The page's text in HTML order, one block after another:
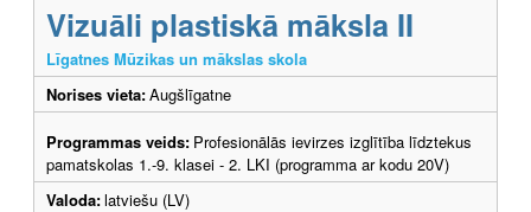
Vizuāli plastiskā māksla II
Līgatnes Mūzikas un mākslas skola
Norises vieta:Augšlīgatne
Programmas veids: Profesionālās ievirzes izglītība līdztekus
pamatskolas 1.-9. klasei - 2. LKI (programma ar kodu 20V)
Valoda:latviešu (LV)